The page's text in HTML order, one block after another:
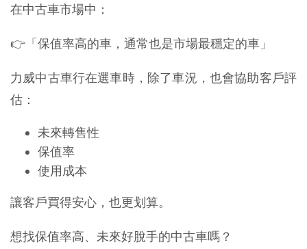
在中古車市場中：
👉「保值率高的車，通常也是市場最穩定的車」
力威中古車行在選車時，除了車況，也會協助客戶評
估：
未來轉售性
保值率
使用成本
讓客戶買得安心，也更划算。
想找保值率高、未來好脫手的中古車嗎？